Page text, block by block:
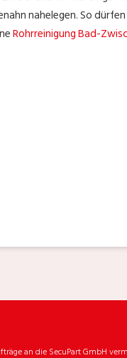
nahelegen. So dürfen
Rohrreinigung Bad-
an die SecuPart GmbH